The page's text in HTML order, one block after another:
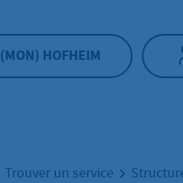
(MON) HOFHEIM
Trouver un service